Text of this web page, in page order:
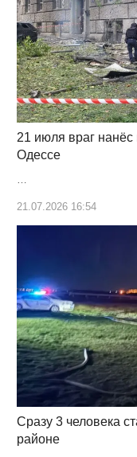
21 июля враг
Одессе
21.07.2026 16:54
Сразу 3 человека
районе